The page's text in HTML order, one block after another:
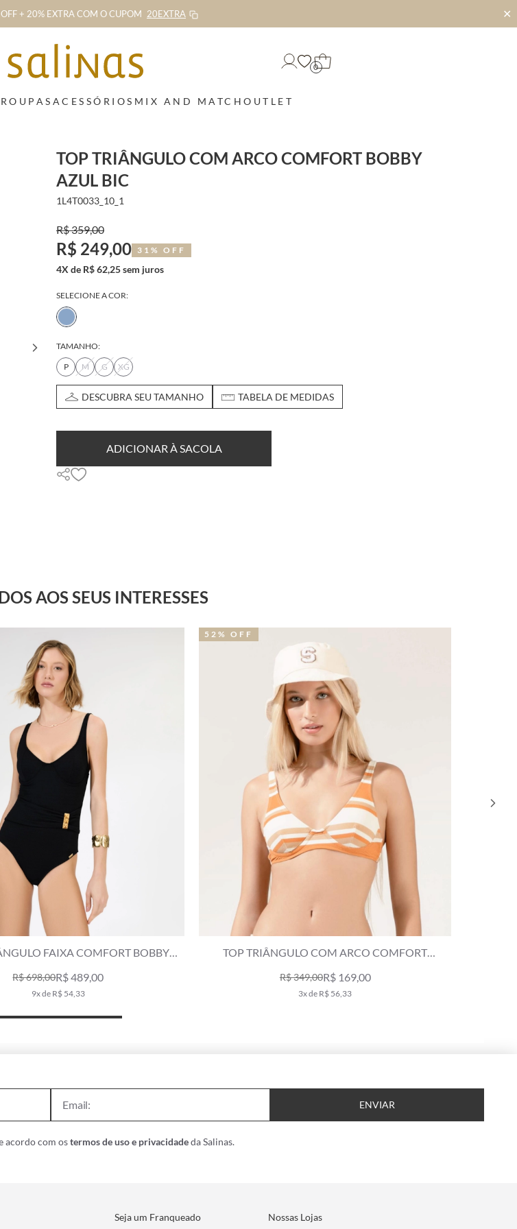
+ 20% EXTRA COM O CUPOM 20EXTRA ✕
0
ROUPAS ACESSÓRIOS MIX AND MATCHOUTLET
TOP TRIÂNGULO COM ARCO COMFORT BOBBY
AZUL BIC
1L4T0033_10_1
R$ 359,00
R$ 249,00 31% OFF
4X de R$ 62,25 sem juros
SELECIONE A COR:
TAMANHO:
P
M G XG
DESCUBRA SEU TAMANHO TABELA DE MEDIDAS
ADICIONAR À SACOLA
AOS SEUS INTERESSES
FAIXA COMFORT BOBBY
R$ 698,00R$ 489,00
9x de R$ 54,33
TOP TRIÂNGULO COM ARCO COMFORT
R$ 349,00R$ 169,00
3x de R$ 56,33
52% OFF
ENVIAR
acordo com ostermos de uso e privacidadeda Salinas.
Seja um Franqueado Nossas Lojas